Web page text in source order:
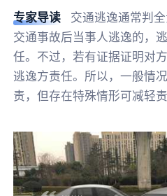
专家导读
交通逃逸通常判
交通事故后当事人逃逸的，
任。不过，若有证据证明对
逃逸方责任。所以，一般情
责，但存在特殊情形可减轻责